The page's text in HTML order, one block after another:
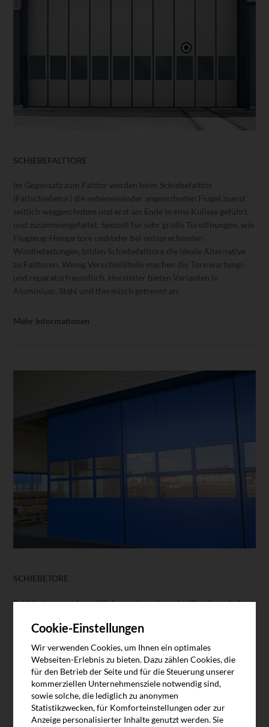
SCHIEBEFALTTORE
Im Gegensatz zum Falttor werden beim Schiebefalttor
(Faltschiebetor) die nebeneinander angeordneten Flügel zuerst
seitlich weggeschoben und erst am Ende in eine Kulisse geführt
und zusammengefaltet. Speziell für sehr große Toröffnungen, wie
Flugzeug-Hangartore und/oder bei entsprechenden
Windbelastungen, bilden Schiebefalttore die ideale Alternative
zu Falttoren. Wenig Verschleißteile machen die Tore wartungs-
und reparaturfreundlich. Hersteller bieten Varianten in
Aluminium, Stahl und thermisch getrennt an.
Mehr Informationen
SCHIEBETORE
Schiebetore werden seitlich gerade entlang der Wand geschoben
ausreichend Platz vorhanden ist. Dafür bleibt der Raum an der
Decke unangetastet und im geöffneten Zustand steht kein
Flügelpaket in den Raum. Sie sind wartungsarm und
reparaturfreundlich und für viele Bereiche einsetzbar. Am Markt
finden sich sowohl Schiebetore aus Stahl als auch Aluminium.
Mehr Informationen
Cookie-Einstellungen
Wir verwenden Cookies, um Ihnen ein optimales
Webseiten-Erlebnis zu bieten. Dazu zählen Cookies, die
für den Betrieb der Seite und für die Steuerung unserer
kommerziellen Unternehmensziele notwendig sind,
sowie solche, die lediglich zu anonymen
Statistikzwecken, für Komforteinstellungen oder zur
Anzeige personalisierter Inhalte genutzt werden. Sie